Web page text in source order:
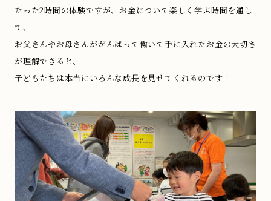
たった2時間の体験ですが、お金について楽しく学ぶ時間を通し
て、
お父さんやお母さんががんばって働いて手に入れたお金の大切さ
が理解できると、
子どもたちは本当にいろんな成長を見せてくれるのです！